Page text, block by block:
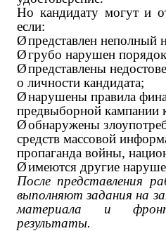
Но кандидату могут и
если:
Øпредставлен неполный
Øгрубо нарушен
Øпредставлены
о личности кандидата;
Øнарушены правила
предвыборной кампании
Øобнаружены
средств массовой
пропаганда войны,
Øимеются другие
После представления
выполняют задания на
материала и
результаты.